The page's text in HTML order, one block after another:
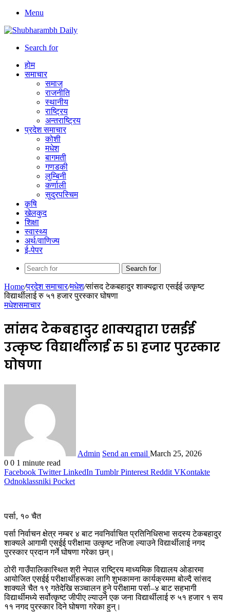
Menu
Search for
होम
समाचार
समाज
राजनीति
स्थानीय
राष्ट्रिय
अन्तराष्ट्रिय
प्रदेश समाचार
कोशी
मधेश
बागमती
गणडकी
लुम्बिनी
कर्णाली
सुदुरपस्चिम
कृषि
खेलकुद
शिक्षा
स्वास्थ्य
अर्थ/वाणिज्य
ई-पेपर
Search for
Home/प्रदेश समाचार/मधेश/सांसद टेकबहादुर शाक्यद्वारा एसईई उत्कृष्ट
विद्यार्थीलाई रु ५१ हजार पुरस्कार घोषणा
मधेशसमाचार
सांसद टेकबहादुर शाक्यद्वारा एसईई
उत्कृष्ट विद्यार्थीलाई रु ५१ हजार पुरस्कार
घोषणा
Admin Send an email March 25, 2026
0 0 1 minute read
Facebook Twitter LinkedIn Tumblr Pinterest Reddit VKontakte
Odnoklassniki Pocket
पर्सा, १० चैत
पर्सा निर्वाचन क्षेत्र नम्बर ४ बाट नवनिर्वाचित प्रतिनिधिसभा सदस्य टेकबहादुर
शाक्यले आगामी एसईई परीक्षामा उत्कृष्ट नतिजा ल्याउने विद्यार्थीलाई नगद
पुरस्कार प्रदान गर्ने घोषणा गरेका छन्।
ठोरी गाउँपालिकास्थित श्री नेपाल राष्ट्रिय माध्यमिक विद्यालय ओडारमा
आयोजित एसईई परीक्षार्थीहरूका लागि शुभकामना कार्यक्रममा बोल्दै सांसद
शाक्यले चैत १९ गतेदेखि सञ्चालन हुने परीक्षामा पर्सा–४ बाट सहभागी
विद्यार्थीमध्ये सर्वोत्कृष्ट जीपीए ल्याउने एक जना विद्यार्थीलाई रु ५१ हजार १ सय
११ नगद पुरस्कार दिने घोषणा गरेका हुन्।